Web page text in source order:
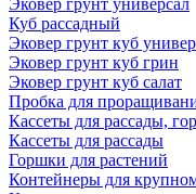
Эковер грунт универсал
Куб рассадный
Эковер грунт куб
Эковер грунт куб грин
Эковер грунт куб салат
Пробка для
Кассеты для рассады,
Кассеты для рассады
Горшки для растений
Контейнеры для